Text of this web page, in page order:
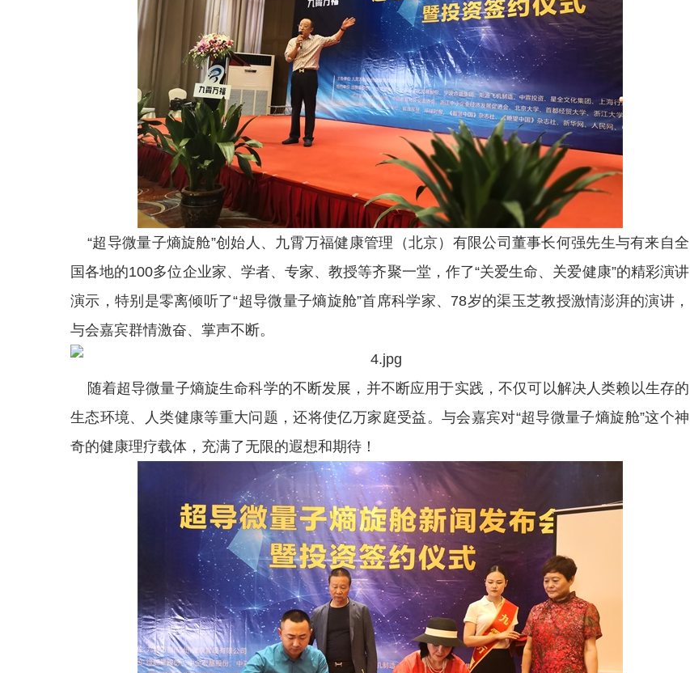
“超导微量子熵旋舱”创始人、九霄万福健康管理（北京）有限公司董事长何强先生与有来自全
国各地的100多位企业家、学者、专家、教授等齐聚一堂，作了“关爱生命、关爱健康”的精彩演讲
演示，特别是零离倾听了“超导微量子熵旋舱”首席科学家、78岁的渠玉芝教授激情澎湃的演讲，
与会嘉宾群情激奋、掌声不断。
随着超导微量子熵旋生命科学的不断发展，并不断应用于实践，不仅可以解决人类赖以生存的
生态环境、人类健康等重大问题，还将使亿万家庭受益。与会嘉宾对“超导微量子熵旋舱”这个神
奇的健康理疗载体，充满了无限的遐想和期待！